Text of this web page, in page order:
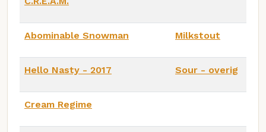
Abominable Snowman Milkstout
Hello Nasty - 2017 Sour - overig
Cream Regime